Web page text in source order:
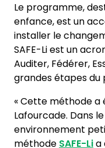
Le programme,
enfance, est un
installer le
SAFE-Li est un
Auditer, Fédérer,
grandes étapes du
« Cette méthode
Lafourcade. Dans
environnement
méthode SAFE-Lia